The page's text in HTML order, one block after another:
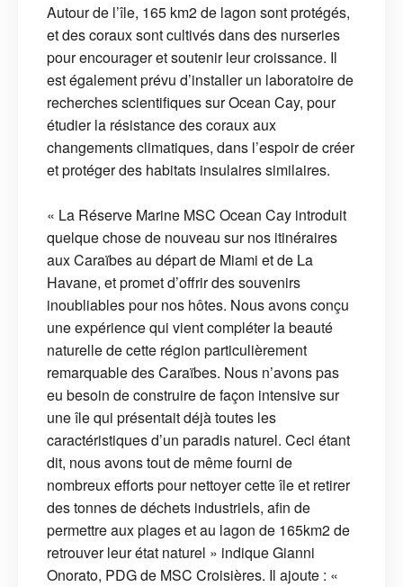
Autour de l’île, 165 km2 de lagon sont protégés,
et des coraux sont cultivés dans des nurseries
pour encourager et soutenir leur croissance. Il
est également prévu d’installer un laboratoire de
recherches scientifiques sur Ocean Cay, pour
étudier la résistance des coraux aux
changements climatiques, dans l’espoir de créer
et protéger des habitats insulaires similaires.
« La Réserve Marine MSC Ocean Cay introduit
quelque chose de nouveau sur nos itinéraires
aux Caraïbes au départ de Miami et de La
Havane, et promet d’offrir des souvenirs
inoubliables pour nos hôtes. Nous avons conçu
une expérience qui vient compléter la beauté
naturelle de cette région particulièrement
remarquable des Caraïbes. Nous n’avons pas
eu besoin de construire de façon intensive sur
une île qui présentait déjà toutes les
caractéristiques d’un paradis naturel. Ceci étant
dit, nous avons tout de même fourni de
nombreux efforts pour nettoyer cette île et retirer
des tonnes de déchets industriels, afin de
permettre aux plages et au lagon de 165km2 de
retrouver leur état naturel » indique Gianni
Onorato, PDG de MSC Croisières. Il ajoute : «